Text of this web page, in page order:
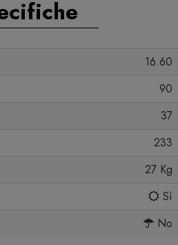
16.60
90
37
233
27 Kg
Sì
No